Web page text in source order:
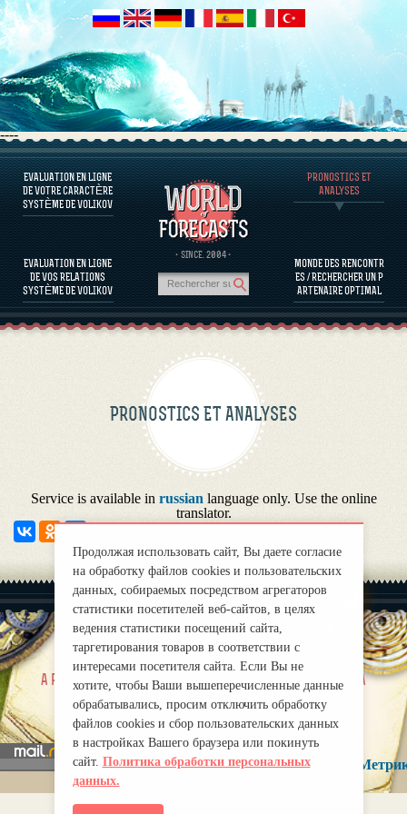
----
EVALUATION EN LIGNE
DE VOTRE CARACTÈRE
SYSTÈME DE VOLIKOV
EVALUATION EN LIGNE
DE VOS RELATIONS
SYSTÈME DE VOLIKOV
· SINCE. 2004 ·
PRONOSTICS ET
ANALYSES
MONDE DES RENCONTR
ES / RECHERCHER UN P
ARTENAIRE OPTIMAL
LOGICIEL QU’ON VOUS PROPOSE
EVALUER LE CARACTÈRE D’UNE PERSONNE
L'ÉVALUATION DU CARACTÈRE DE PERSONNALITÉS CÉLÈBRES
LOGICIEL QU’ON VOUS PROPOSE
EVALUER LA COMPATIBILITÉ DE PARTENAIRES
PRONOSTICS ET ANALYSES
PRONOSTICS ET ANALYSES
Service is available in russian language only. Use the online
translator.
a propos de nous
Правила
mirprognoz@mail.ru
Продолжая использовать сайт, Вы даете согласие
на обработку файлов cookies и пользовательских
данных, собираемых посредством агрегаторов
статистики посетителей веб-сайтов, в целях
ведения статистики посещений сайта,
таргетирования товаров в соответствии с
интересами посетителя сайта. Если Вы не
хотите, чтобы Ваши вышеперечисленные данные
обрабатывались, просим отключить обработку
файлов cookies и сбор пользовательских данных
в настройках Вашего браузера или покинуть
сайт. Политика обработки персональных
данных.